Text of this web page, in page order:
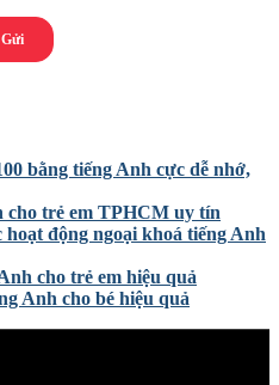
bằng tiếng Anh cực dễ nhớ,
cho trẻ em TPHCM uy tín
động ngoại khoá tiếng Anh
cho trẻ em hiệu quả
Anh cho bé hiệu quả